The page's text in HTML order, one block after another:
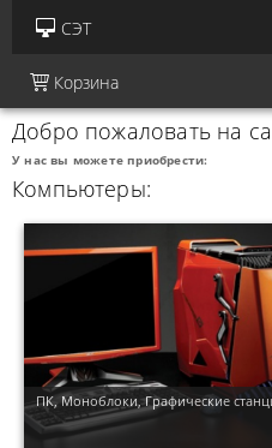
СЭТ
Корзина
Добро пожаловать на
У нас вы можете приобрести:
Компьютеры:
ПК, Моноблоки, Графические